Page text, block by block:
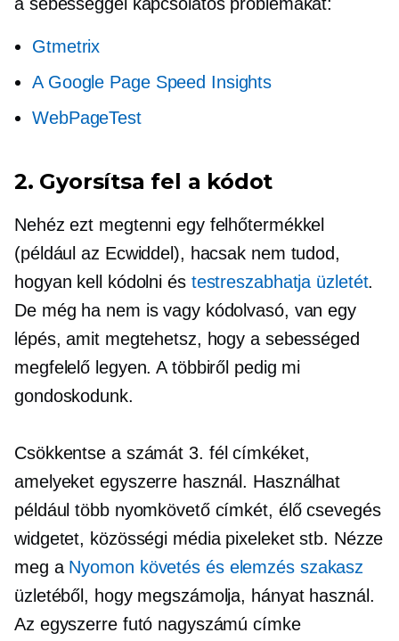
Gtmetrix
A Google Page Speed ​​Insights
WebPageTest
2. Gyorsítsa fel a kódot
Nehéz ezt megtenni egy felhőtermékkel
(például az Ecwiddel), hacsak nem tudod,
hogyan kell kódolni és testreszabhatja üzletét.
De még ha nem is vagy kódolvasó, van egy
lépés, amit megtehetsz, hogy a sebességed
megfelelő legyen. A többiről pedig mi
gondoskodunk.
Csökkentse a számát 3. fél címkéket,
amelyeket egyszerre használ. Használhat
például több nyomkövető címkét, élő csevegés
widgetet, közösségi média pixeleket stb. Nézze
meg a Nyomon követés és elemzés szakasz
üzletéből, hogy megszámolja, hányat használ.
Az egyszerre futó nagyszámú címke